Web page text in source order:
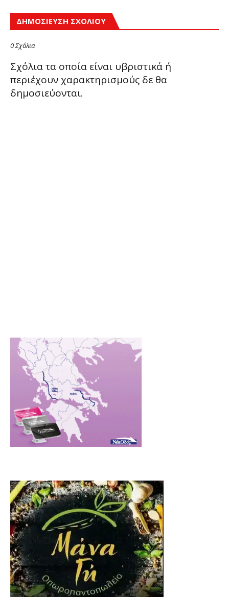
ΔΗΜΟΣΊΕΥΣΗ ΣΧΟΛΊΟΥ
0 Σχόλια
Σχόλια τα οποία είναι υβριστικά ή
περιέχουν χαρακτηρισμούς δε θα
δημοσιεύονται.